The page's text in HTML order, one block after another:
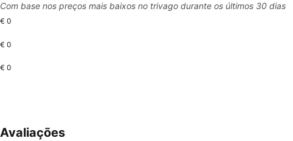
Com base nos preços mais baixos no trivago durante os últimos 30 dias
€ 0
€ 0
€ 0
Avaliações